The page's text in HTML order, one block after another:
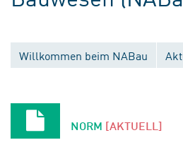
Willkommen beim NABau
NORM [AKTUELL]